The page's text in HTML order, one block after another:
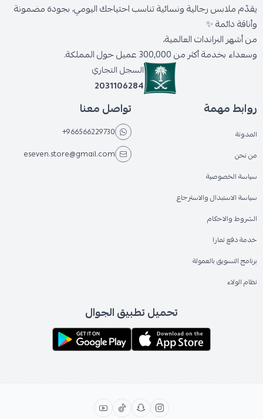
يقدّم ملابس رجالية ونسائية تناسب احتياجك اليومي، بجودة مضمونة
وأناقة دائمة ✨
من أشهر البراندات العالمية،
وسعداء بخدمة أكثر من 300,000 عميل حول المملكة.
السجل التجاري
2031106284
روابط مهمة
المدونة
من نحن
سياسة الخصوصية
سياسة الاستبدال والاسترجاع
الشروط والاحكام
خدمة دفع تمارا
برنامج التسويق بالعمولة
نظام الولاء
تواصل معنا
+966566229730
eseven.store@gmail.com
تحميل تطبيق الجوال